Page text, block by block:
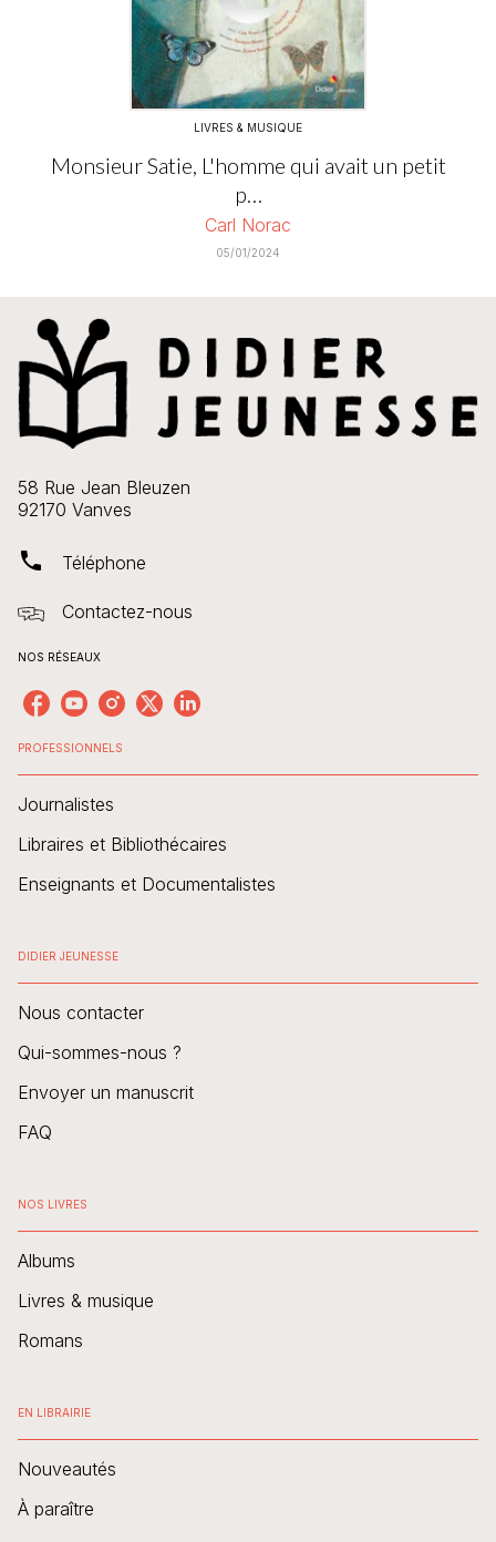
LIVRES & MUSIQUE
Monsieur Satie, L'homme qui avait un petit
p…
Carl Norac
05/01/2024
58 Rue Jean Bleuzen
92170 Vanves
phone Téléphone
Contactez-nous
NOS RÉSEAUX
PROFESSIONNELS
Journalistes
Libraires et Bibliothécaires
Enseignants et Documentalistes
DIDIER JEUNESSE
Nous contacter
Qui-sommes-nous ?
Envoyer un manuscrit
FAQ
NOS LIVRES
Albums
Livres & musique
Romans
EN LIBRAIRIE
Nouveautés
À paraître